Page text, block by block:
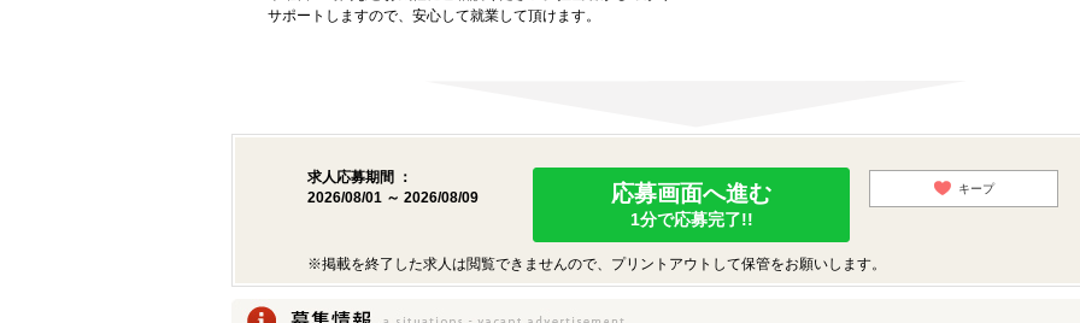
サポートしますので、安心して就業して頂けます。
求人応募期間 ：
2026/08/01 ～ 2026/08/09
応募画面へ進む
1分で応募完了!!
キープ
※掲載を終了した求人は閲覧できませんので、プリントアウトして保管をお願いします。